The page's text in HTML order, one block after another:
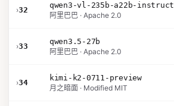
›32
qwen3-vl-235b-a22b-instruct
阿里巴巴 · Apache 2.0
›33
qwen3.5-27b
阿里巴巴 · Apache 2.0
›34
kimi-k2-0711-preview
月之暗面 · Modified MIT